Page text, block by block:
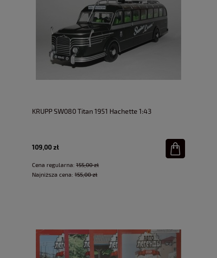
KRUPP SW080 Titan 1951 Hachette 1:43
109,00 zł
Cena regularna: 155,00 zł
Najniższa cena: 155,00 zł